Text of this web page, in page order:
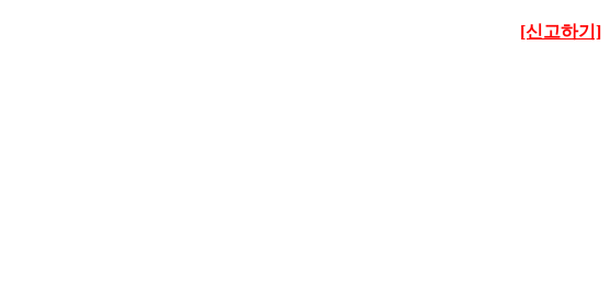
[신고하기]